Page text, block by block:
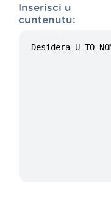
Inserisci u
cuntenutu: